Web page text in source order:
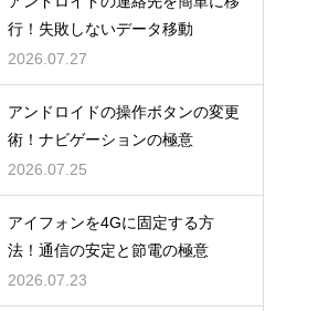
行！失敗しないデータ移動
2026.07.27
アンドロイドの操作ボタンの変更
術！ナビゲーションの極意
2026.07.25
アイフォンを4Gに固定する方
法！通信の安定と節電の極意
2026.07.23